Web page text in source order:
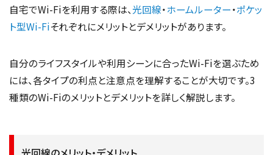
自宅でWi-Fiを利用する際は、光回線・ホームルーター・ポケッ
ト型Wi-Fiそれぞれにメリットとデメリットがあります。
自分のライフスタイルや利用シーンに合ったWi-Fiを選ぶため
には、各タイプの利点と注意点を理解することが大切です。3
種類のWi-Fiのメリットとデメリットを詳しく解説します。